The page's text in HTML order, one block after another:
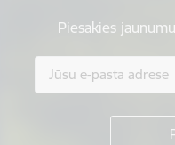
Piesakies